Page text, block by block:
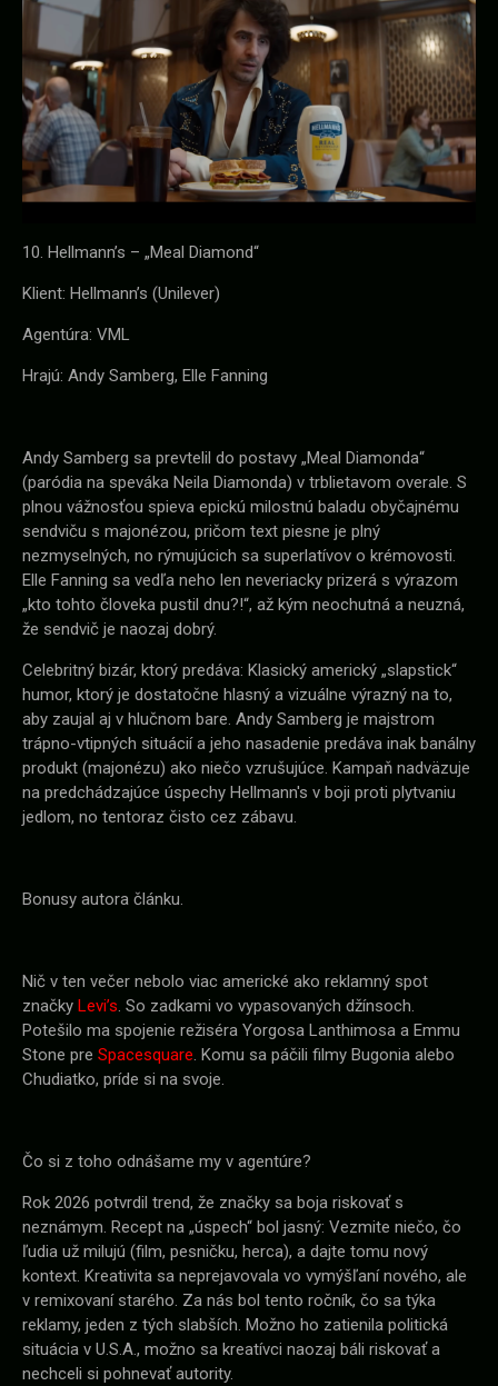
10. Hellmann’s – „Meal Diamond“
Klient: Hellmann’s (Unilever)
Agentúra: VML
Hrajú: Andy Samberg, Elle Fanning
Andy Samberg sa prevtelil do postavy „Meal Diamonda“
(paródia na speváka Neila Diamonda) v trblietavom overale. S
plnou vážnosťou spieva epickú milostnú baladu obyčajnému
sendviču s majonézou, pričom text piesne je plný
nezmyselných, no rýmujúcich sa superlatívov o krémovosti.
Elle Fanning sa vedľa neho len neveriacky prizerá s výrazom
„kto tohto človeka pustil dnu?!“, až kým neochutná a neuzná,
že sendvič je naozaj dobrý.
Celebritný bizár, ktorý predáva: Klasický americký „slapstick“
humor, ktorý je dostatočne hlasný a vizuálne výrazný na to,
aby zaujal aj v hlučnom bare. Andy Samberg je majstrom
trápno-vtipných situácií a jeho nasadenie predáva inak banálny
produkt (majonézu) ako niečo vzrušujúce. Kampaň nadväzuje
na predchádzajúce úspechy Hellmann's v boji proti plytvaniu
jedlom, no tentoraz čisto cez zábavu.
Bonusy autora článku.
Nič v ten večer nebolo viac americké ako reklamný spot
značky Levi’s. So zadkami vo vypasovaných džínsoch.
Potešilo ma spojenie režiséra Yorgosa Lanthimosa a Emmu
Stone pre Spacesquare. Komu sa páčili filmy Bugonia alebo
Chudiatko, príde si na svoje.
Čo si z toho odnášame my v agentúre?
Rok 2026 potvrdil trend, že značky sa boja riskovať s
neznámym. Recept na „úspech“ bol jasný: Vezmite niečo, čo
ľudia už milujú (film, pesničku, herca), a dajte tomu nový
kontext. Kreativita sa neprejavovala vo vymýšľaní nového, ale
v remixovaní starého. Za nás bol tento ročník, čo sa týka
reklamy, jeden z tých slabších. Možno ho zatienila politická
situácia v U.S.A., možno sa kreatívci naozaj báli riskovať a
nechceli si pohnevať autority.